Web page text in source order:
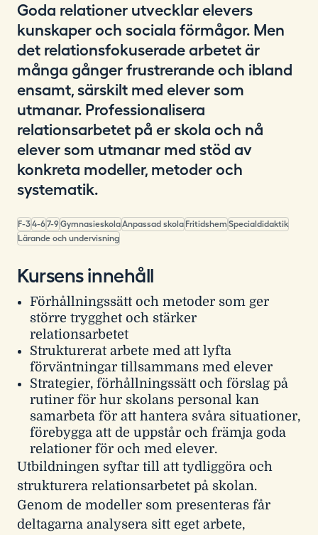
Goda relationer utvecklar elevers
kunskaper och sociala förmågor. Men
det relationsfokuserade arbetet är
många gånger frustrerande och ibland
ensamt, särskilt med elever som
utmanar. Professionalisera
relationsarbetet på er skola och nå
elever som utmanar med stöd av
konkreta modeller, metoder och
systematik.
F-34-67-9GymnasieskolaAnpassad skola Fritidshem Specialdidaktik
Lärande och undervisning
Kursens innehåll
Förhållningssätt och metoder som ger
större trygghet och stärker
relationsarbetet
Strukturerat arbete med att lyfta
förväntningar tillsammans med elever
Strategier, förhållningssätt och förslag på
rutiner för hur skolans personal kan
samarbeta för att hantera svåra situationer,
förebygga att de uppstår och främja goda
relationer för och med elever.
Utbildningen syftar till att tydliggöra och
strukturera relationsarbetet på skolan.
Genom de modeller som presenteras får
deltagarna analysera sitt eget arbete,